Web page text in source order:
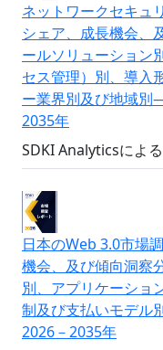
ネットワークセキュ
シェア、成長機会、
ールソリューション
セス管理）別、導入
ー業界別及び地域別
2035年
SDKI Analyticsによる
日本のWeb 3.0市場
機会、及び傾向洞察
別、アプリケーショ
制及び支払いモデル
2026－2035年